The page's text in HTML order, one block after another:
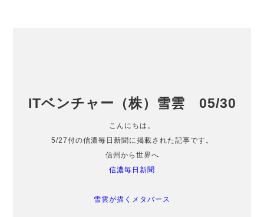
ITベンチャー（株）雪雲 05/30
こんにちは。
5/27付の信濃毎日新聞に掲載された記事です。
信州から世界へ
信濃毎日新聞
雪雲が描くメタバース